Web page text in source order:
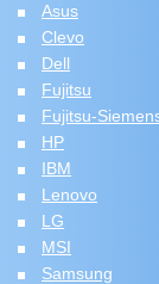
Asus
Clevo
Dell
Fujitsu
Fujitsu-
HP
IBM
Lenovo
LG
MSI
Samsung